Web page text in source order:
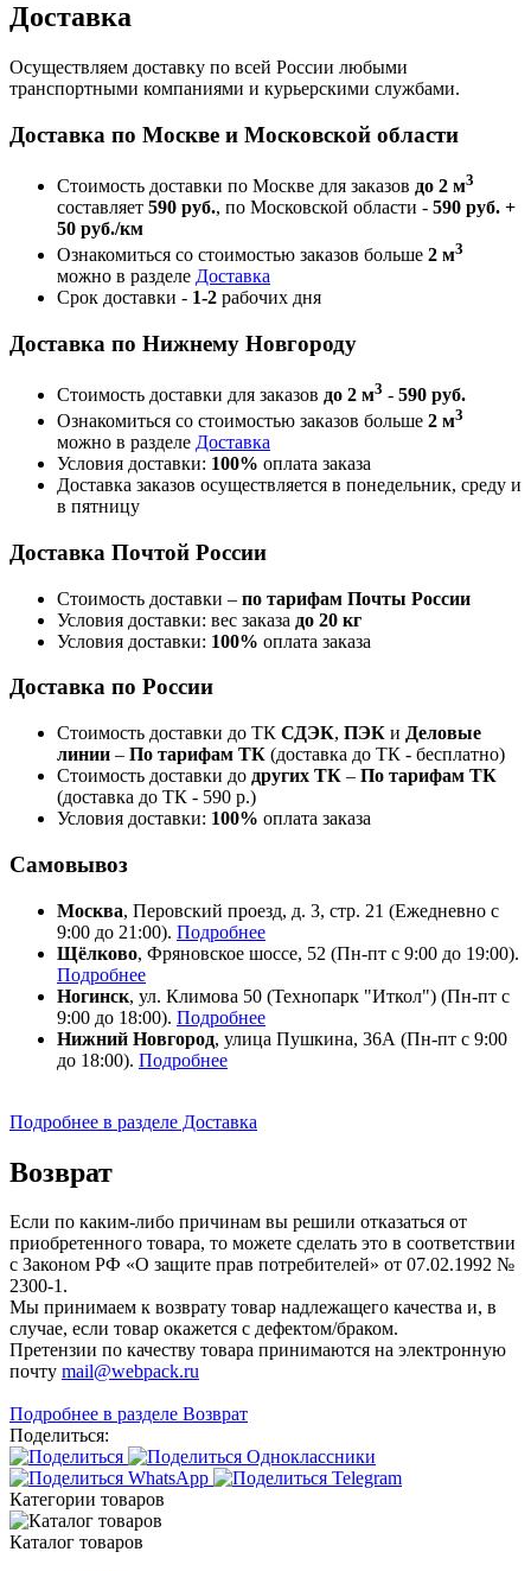
Доставка
Осуществляем доставку по всей России любыми
транспортными компаниями и курьерскими службами.
Доставка по Москве и Московской области
Стоимость доставки по Москве для заказов до 2 м3
составляет 590 руб., по Московской области - 590 руб. +
50 руб./км
Ознакомиться со стоимостью заказов больше 2 м3
можно в разделе Доставка
Срок доставки - 1-2 рабочих дня
Доставка по Нижнему Новгороду
Стоимость доставки для заказов до 2 м3 - 590 руб.
Ознакомиться со стоимостью заказов больше 2 м3
можно в разделе Доставка
Условия доставки: 100% оплата заказа
Доставка заказов осуществляется в понедельник, среду и
в пятницу
Доставка Почтой России
Стоимость доставки – по тарифам Почты России
Условия доставки: вес заказа до 20 кг
Условия доставки: 100% оплата заказа
Доставка по России
Стоимость доставки до ТК СДЭК, ПЭК и Деловые
линии – По тарифам ТК (доставка до ТК - бесплатно)
Стоимость доставки до других ТК – По тарифам ТК
(доставка до ТК - 590 р.)
Условия доставки: 100% оплата заказа
Самовывоз
Москва, Перовский проезд, д. 3, стр. 21 (Ежедневно с
9:00 до 21:00). Подробнее
Щёлково, Фряновское шоссе, 52 (Пн-пт с 9:00 до 19:00).
Подробнее
Ногинск, ул. Климова 50 (​Технопарк "Иткол") (Пн-пт с
9:00 до 18:00). Подробнее
Нижний Новгород, улица Пушкина, 36А (Пн-пт с 9:00
до 18:00). Подробнее
Подробнее в разделе Доставка
Возврат
Если по каким-либо причинам вы решили отказаться от
приобретенного товара, то можете сделать это в соответствии
с Законом РФ «О защите прав потребителей» от 07.02.1992 №
2300-1.
Мы принимаем к возврату товар надлежащего качества и, в
случае, если товар окажется с дефектом/браком.
Претензии по качеству товара принимаются на электронную
почту mail@webpack.ru
Подробнее в разделе Возврат
Поделиться:
Категории товаров
Каталог товаров